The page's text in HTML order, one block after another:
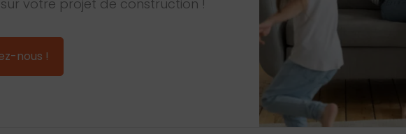
votre projet de construction !
nous !